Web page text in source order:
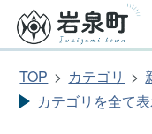
TOP カテゴリ
カテゴリを全て